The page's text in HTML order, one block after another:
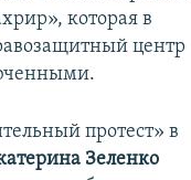
которая в
центр
протест» в
Зеленко